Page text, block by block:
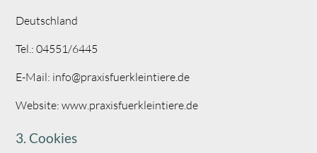
Deutschland
Tel.: 04551/6445
E-Mail: info@praxisfuerkleintiere.de
Website: www.praxisfuerkleintiere.de
3. Cookies